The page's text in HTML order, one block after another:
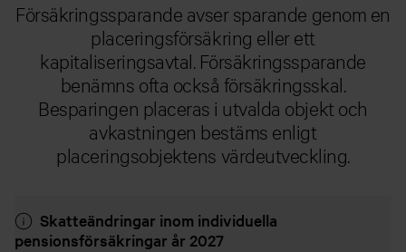
Försäkringssparande avser sparande genom en
placeringsförsäkring eller ett
kapitaliseringsavtal. Försäkringssparande
benämns ofta också försäkringsskal.
Besparingen placeras i utvalda objekt och
avkastningen bestäms enligt
placeringsobjektens värdeutveckling.
Skatteändringar inom individuella
pensionsförsäkringar år 2027